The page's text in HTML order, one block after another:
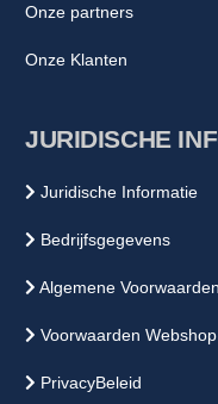
Onze partners
Onze Klanten
JURIDISCHE
Juridische Informatie
Bedrijfsgegevens
Algemene Voorwaarden
Voorwaarden Webshop
PrivacyBeleid